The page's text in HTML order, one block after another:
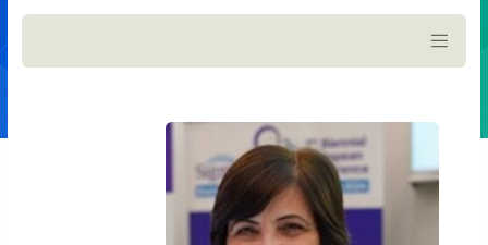
תוכן
ראשי